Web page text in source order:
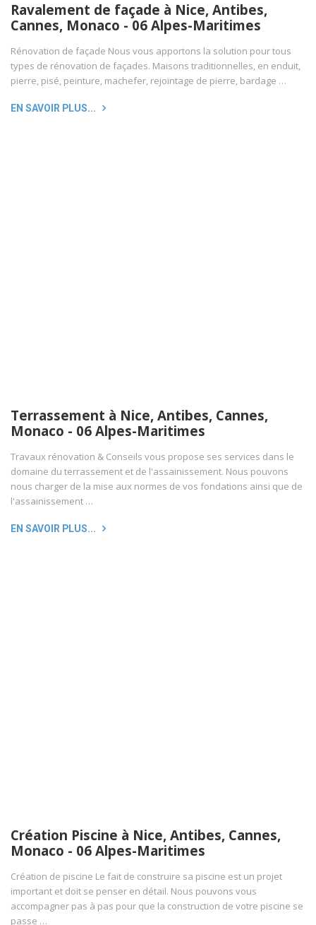
Ravalement de façade à Nice, Antibes,
Cannes, Monaco - 06 Alpes-Maritimes
Rénovation de façade Nous vous apportons la solution pour tous
types de rénovation de façades. Maisons traditionnelles, en enduit,
pierre, pisé, peinture, machefer, rejointage de pierre, bardage …
EN SAVOIR PLUS...
Terrassement à Nice, Antibes, Cannes,
Monaco - 06 Alpes-Maritimes
Travaux rénovation & Conseils vous propose ses services dans le
domaine du terrassement et de l'assainissement. Nous pouvons
nous charger de la mise aux normes de vos fondations ainsi que de
l'assainissement …
EN SAVOIR PLUS...
Création Piscine à Nice, Antibes, Cannes,
Monaco - 06 Alpes-Maritimes
Création de piscine Le fait de construire sa piscine est un projet
important et doit se penser en détail. Nous pouvons vous
accompagner pas à pas pour que la construction de votre piscine se
passe …